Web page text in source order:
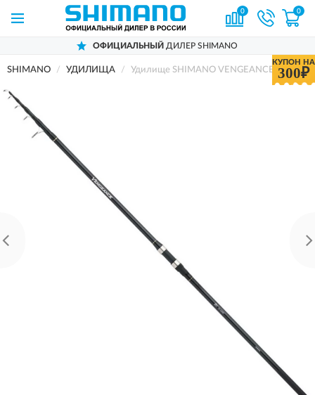
0 0
ОФИЦИАЛЬНЫЙ ДИЛЕР SHIMANO
КУПОН НА
300₽
SHIMANO УДИЛИЩА Удилище SHIMANO VENGEANCE DX TE